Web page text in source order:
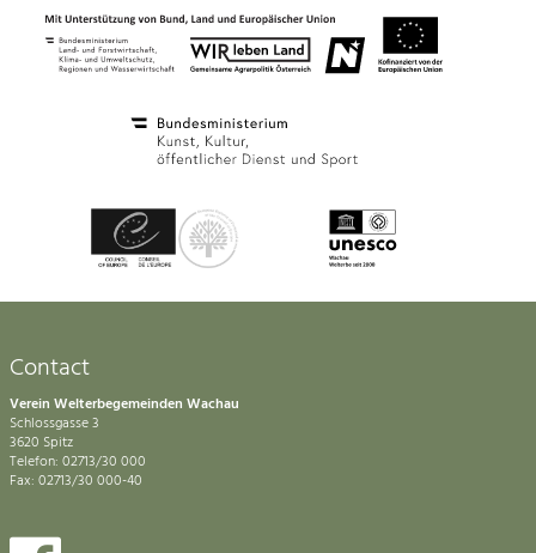
Contact
Verein Welterbegemeinden Wachau
Schlossgasse 3
3620 Spitz
Telefon: 02713/30 000
Fax: 02713/30 000-40